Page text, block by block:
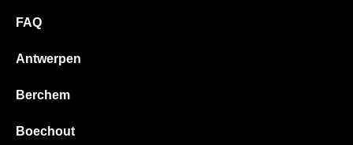
FAQ
Antwerpen
Berchem
Boechout